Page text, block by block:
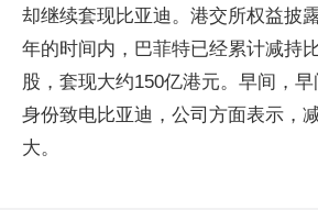
却继续套现比亚迪。港交所权益披
年的时间内，巴菲特已经累计减持
股，套现大约150亿港元。早间，
身份致电比亚迪，公司方面表示，
大。